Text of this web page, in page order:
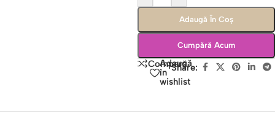
Adaugă În Coș
Cumpără Acum
Compară
Adaugă
în
wishlist
Share: